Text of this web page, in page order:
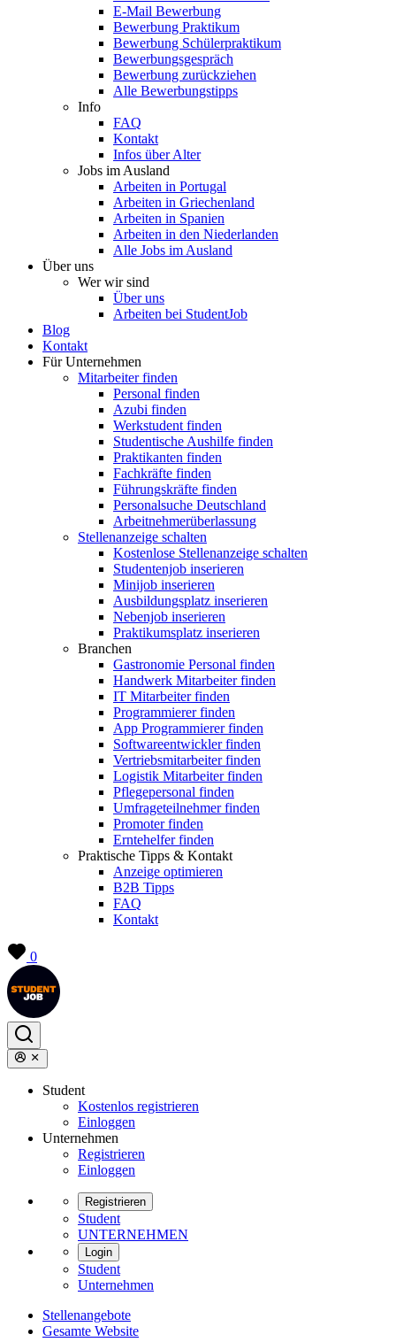
E-Mail Bewerbung
Bewerbung Praktikum
Bewerbung Schülerpraktikum
Bewerbungsgespräch
Bewerbung zurückziehen
Alle Bewerbungstipps
Info
FAQ
Kontakt
Infos über Alter
Jobs im Ausland
Arbeiten in Portugal
Arbeiten in Griechenland
Arbeiten in Spanien
Arbeiten in den Niederlanden
Alle Jobs im Ausland
Über uns
Wer wir sind
Über uns
Arbeiten bei StudentJob
Blog
Kontakt
Für Unternehmen
Mitarbeiter finden
Personal finden
Azubi finden
Werkstudent finden
Studentische Aushilfe finden
Praktikanten finden
Fachkräfte finden
Führungskräfte finden
Personalsuche Deutschland
Arbeitnehmerüberlassung
Stellenanzeige schalten
Kostenlose Stellenanzeige schalten
Studentenjob inserieren
Minijob inserieren
Ausbildungsplatz inserieren
Nebenjob inserieren
Praktikumsplatz inserieren
Branchen
Gastronomie Personal finden
Handwerk Mitarbeiter finden
IT Mitarbeiter finden
Programmierer finden
App Programmierer finden
Softwareentwickler finden
Vertriebsmitarbeiter finden
Logistik Mitarbeiter finden
Pflegepersonal finden
Umfrageteilnehmer finden
Promoter finden
Erntehelfer finden
Praktische Tipps & Kontakt
Anzeige optimieren
B2B Tipps
FAQ
Kontakt
0
Student
Kostenlos registrieren
Einloggen
Unternehmen
Registrieren
Einloggen
Registrieren
Student
UNTERNEHMEN
Login
Student
Unternehmen
Stellenangebote
Gesamte Website